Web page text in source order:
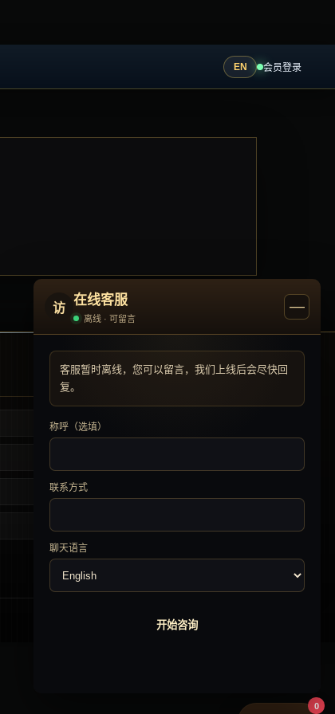
EN 会员登录
会员发布 · 排行榜 · 下载中心
后台管理
游戏资料与排行榜管理系统
0
访 在线客服
离线 · 可留言
—
客服暂时离线，您可以留言，我们上线后会尽快回
复。
称呼（选填）
联系方式
聊天语言
开始咨询